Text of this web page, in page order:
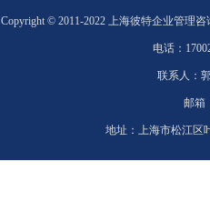
Copyright © 2011-2022 上海彼特企业管理
电话：
联系人：
邮箱
地址： 上海市松江区